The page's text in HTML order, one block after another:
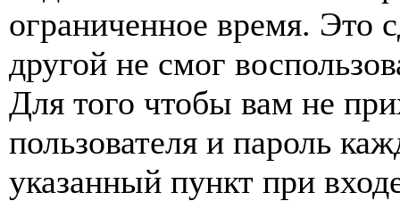
ограниченное время. Это
другой не смог
Для того чтобы вам не
пользователя и пароль
указанный пункт при